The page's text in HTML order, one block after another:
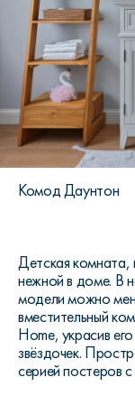
Комод Даунтон
Детская комната,
нежной в доме. В
модели можно
вместительный
Home, украсив
звёздочек.
серией постеров